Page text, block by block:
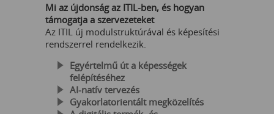
Mi az újdonság az ITIL-ben, és hogyan
támogatja a szervezeteket
Az ITIL új modulstruktúrával és képesítési
rendszerrel rendelkezik.
Egyértelmű út a képességek
felépítéséhez
AI-natív tervezés
Gyakorlatorientált megközelítés